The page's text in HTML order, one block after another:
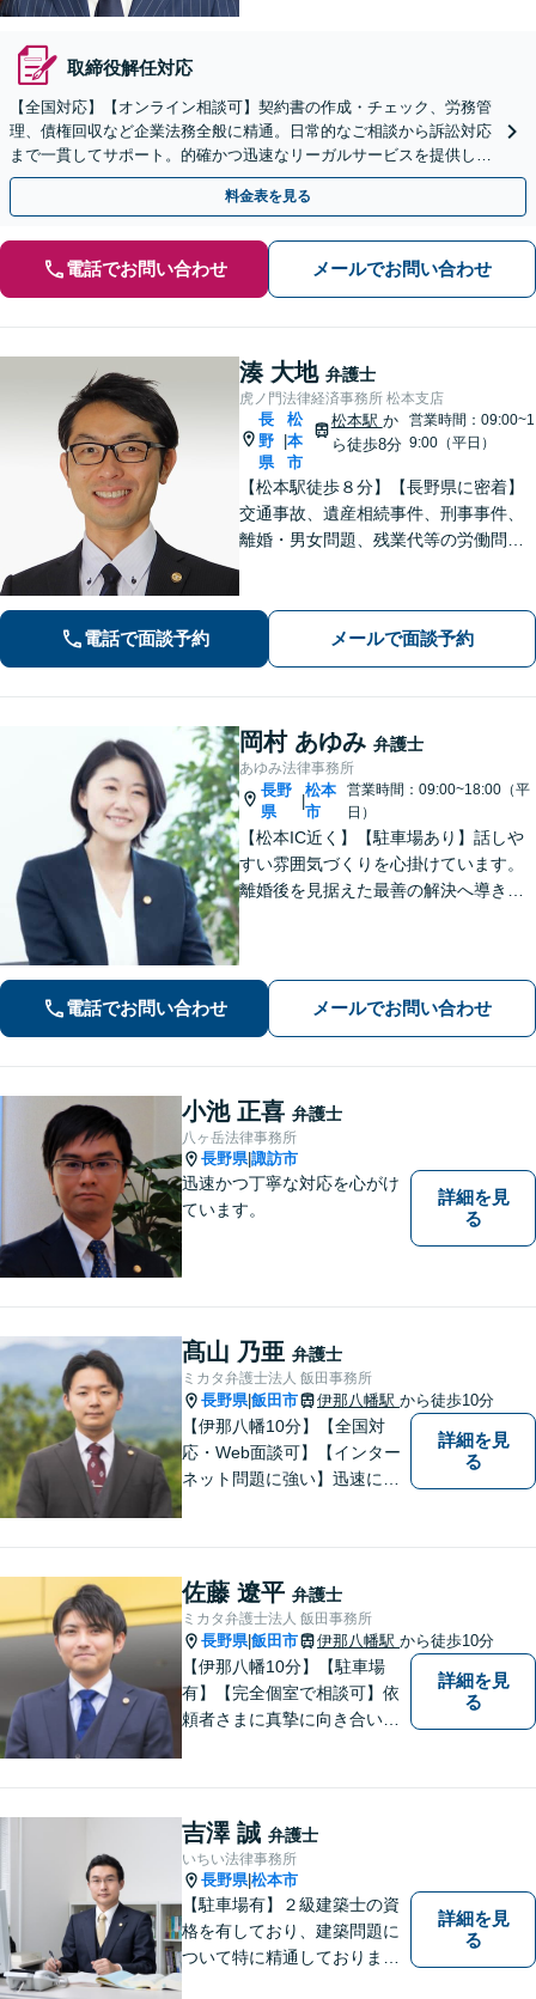
取締役解任対応
【全国対応】【オンライン相談可】契約書の作成・チェック、労務管
理、債権回収など企業法務全般に精通。日常的なご相談から訴訟対応
まで一貫してサポート。的確かつ迅速なリーガルサービスを提供しま
す。【初回相談無料】【休日・夜間相談可】
料金表を見る
電話でお問い合わせ メールでお問い合わせ
湊 大地 弁護士
虎ノ門法律経済事務所 松本支店
長
野
県
松
本
市
松本駅 か
ら徒歩8分
営業時間：09:00~1
9:00（平日）
【松本駅徒歩８分】【長野県に密着】
交通事故、遺産相続事件、刑事事件、
離婚・男女問題、残業代等の労働問題
頼者様と共に歩みます。お一人で悩ま
ず是非ご相談ください。
電話で面談予約 メールで面談予約
岡村 あゆみ 弁護士
あゆみ法律事務所
長野
県
|
松本
市
営業時間：09:00~18:00（平
日）
【松本IC近く】【駐車場あり】話しや
すい雰囲気づくりを心掛けています。
離婚後を見据えた最善の解決へ導きま
妻のお子さんとの交渉可」
電話でお問い合わせ メールでお問い合わせ
小池 正喜 弁護士
八ヶ岳法律事務所
長野県|諏訪市
迅速かつ丁寧な対応を心がけ
ています。
詳細を見
る
髙山 乃亜 弁護士
ミカタ弁護士法人 飯田事務所
長野県|飯田市 伊那八幡駅 から徒歩10分
【伊那八幡10分】【全国対
応・Web面談可】【インター
ネット問題に強い】迅速に対
のようなことでも、お気軽に
ご相談ください。
詳細を見
る
佐藤 遼平 弁護士
ミカタ弁護士法人 飯田事務所
長野県|飯田市 伊那八幡駅 から徒歩10分
【伊那八幡10分】【駐車場
有】【完全個室で相談可】依
頼者さまに真摯に向き合い、
は日本全国です。 遠方の方は
Web面談や電話でのご連絡が
可能です。
詳細を見
る
吉澤 誠 弁護士
いちい法律事務所
長野県|松本市
【駐車場有】２級建築士の資
格を有しており、建築問題に
ついて特に精通しておりま
詳細を見
る